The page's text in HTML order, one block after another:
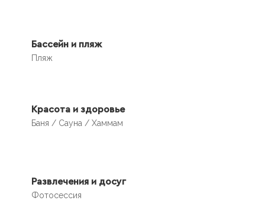
Бассейн и пляж
Пляж
Красота и здоровье
Баня / Сауна / Хаммам
Развлечения и досуг
Фотосессия